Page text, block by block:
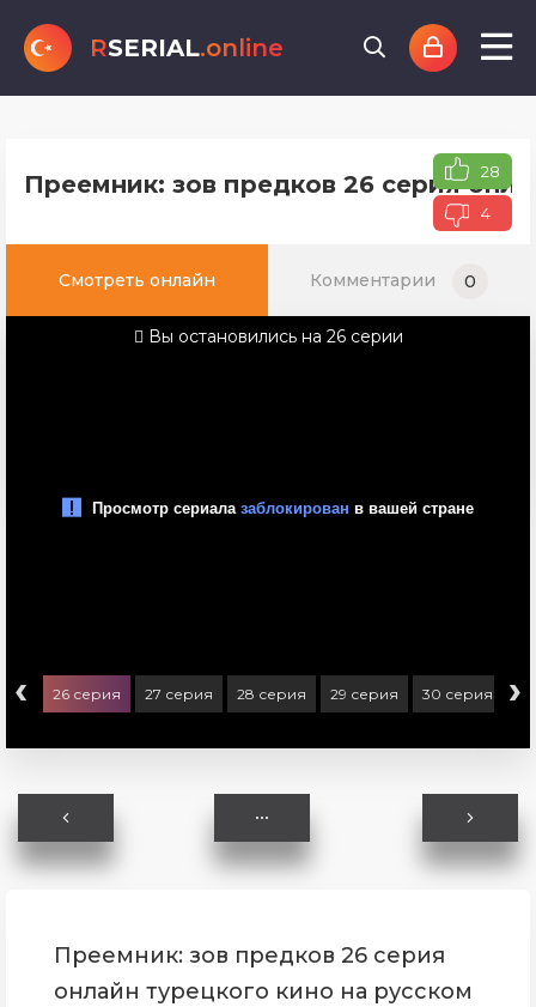
RSERIAL.online
Преемник: зов предков 26 серия 28
4
Смотреть онлайн Комментарии 0
Вы остановились на 26 серии
‹ 26 серия 27 серия 28 серия 29 серия 30 серия ›
Преемник: зов предков 26 серия
онлайн турецкого кино на русском